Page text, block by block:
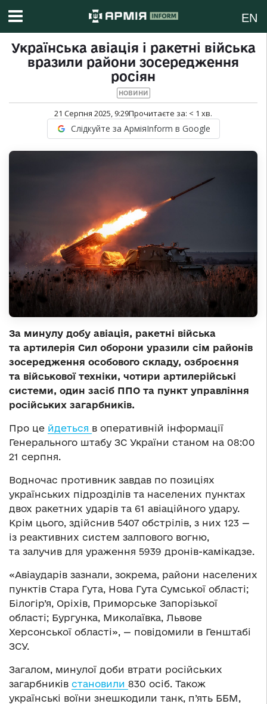
EN
Українська авіація і ракетні війська
вразили райони зосередження
росіян
НОВИНИ
21 Серпня 2025, 9:29Прочитаєте за: < 1 хв.
Слідкуйте за АрміяInform в Google
За минулу добу авіація, ракетні війська
та артилерія Сил оборони уразили сім районів
зосередження особового складу, озброєння
та військової техніки, чотири артилерійські
системи, один засіб ППО та пункт управління
російських загарбників.
Про це йдеться в оперативній інформації
Генерального штабу ЗС України станом на 08:00
21 серпня.
Водночас противник завдав по позиціях
українських підрозділів та населених пунктах
двох ракетних ударів та 61 авіаційного удару.
Крім цього, здійснив 5407 обстрілів, з них 123 —
із реактивних систем залпового вогню,
та залучив для ураження 5939 дронів-камікадзе.
«Авіаударів зазнали, зокрема, райони населених
пунктів Стара Гута, Нова Гута Сумської області;
Білогір’я, Оріхів, Приморське Запорізької
області; Бургунка, Миколаївка, Львове
Херсонської області», — повідомили в Генштабі
ЗСУ.
Загалом, минулої доби втрати російських
загарбників становили 830 осіб. Також
українські воїни знешкодили танк, п’ять ББМ,